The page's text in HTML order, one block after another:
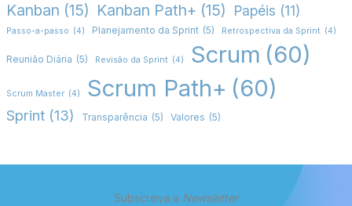
Kanban (15) Kanban Path+ (15) Papéis (11)
Passo-a-passo (4) Planejamento da Sprint (5) Retrospectiva da Sprint (4)
Reunião Diária (5) Revisão da Sprint (4) Scrum (60)
Scrum Master (4) Scrum Path+ (60)
Sprint (13) Transparência (5) Valores (5)
Subscreva a Newsletter